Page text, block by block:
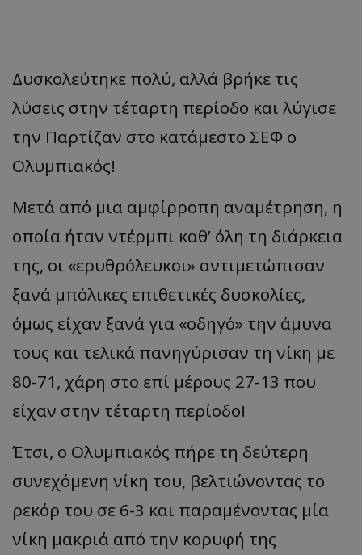
Δυσκολεύτηκε πολύ, αλλά βρήκε τις
λύσεις στην τέταρτη περίοδο και λύγισε
την Παρτίζαν στο κατάμεστο ΣΕΦ ο
Ολυμπιακός!
Μετά από μια αμφίρροπη αναμέτρηση, η
οποία ήταν ντέρμπι καθ’ όλη τη διάρκεια
της, οι «ερυθρόλευκοι» αντιμετώπισαν
ξανά μπόλικες επιθετικές δυσκολίες,
όμως είχαν ξανά για «οδηγό» την άμυνα
τους και τελικά πανηγύρισαν τη νίκη με
80-71, χάρη στο επί μέρους 27-13 που
είχαν στην τέταρτη περίοδο!
Έτσι, ο Ολυμπιακός πήρε τη δεύτερη
συνεχόμενη νίκη του, βελτιώνοντας το
ρεκόρ του σε 6-3 και παραμένοντας μία
νίκη μακριά από την κορυφή της